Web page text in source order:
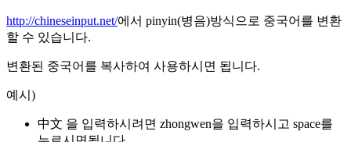
http://chineseinput.net/에서 pinyin(병음)방식으로 중국어를 변환
할 수 있습니다.
변환된 중국어를 복사하여 사용하시면 됩니다.
예시)
中文 을 입력하시려면 zhongwen을 입력하시고 space를